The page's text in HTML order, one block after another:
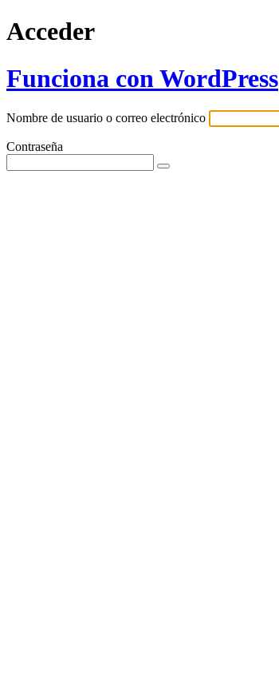
Acceder
Funciona con WordPress
Nombre de usuario o correo electrónico
Contraseña